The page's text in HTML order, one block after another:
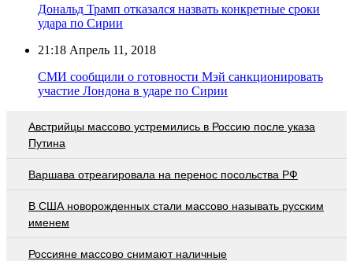
Дональд Трамп отказался назвать конкретные сроки
удара по Сирии
21:18 Апрель 11, 2018
СМИ сообщили о готовности Мэй санкционировать
участие Лондона в ударе по Сирии
Австрийцы массово устремились в Россию после указа
Путина
Варшава отреагировала на перенос посольства РФ
В США новорожденных стали массово называть русским
именем
Россияне массово снимают наличные